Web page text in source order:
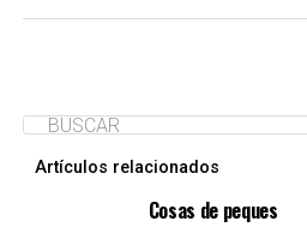
Artículos relacionados
Cosas de peques